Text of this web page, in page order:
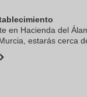
en Hacienda del
estarás cerca
Además, este ...